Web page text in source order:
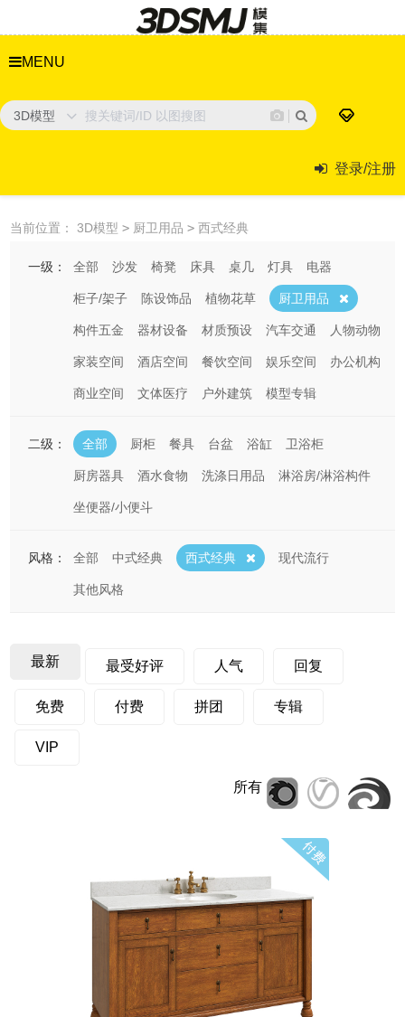
MENU
3D模型
登录/注册
当前位置： 3D模型 > 厨卫用品 > 西式经典
一级： 全部 沙发 椅凳 床具 桌几 灯具 电器
柜子/架子 陈设饰品 植物花草 厨卫用品
构件五金 器材设备 材质预设 汽车交通 人物动物
家装空间 酒店空间 餐饮空间 娱乐空间 办公机构
商业空间 文体医疗 户外建筑 模型专辑
二级： 全部 厨柜 餐具 台盆 浴缸 卫浴柜
厨房器具 酒水食物 洗涤日用品 淋浴房/淋浴构件
坐便器/小便斗
风格： 全部 中式经典 西式经典 现代流行
其他风格
最新 最受好评 人气 回复
免费 付费 拼团 专辑
VIP
所有